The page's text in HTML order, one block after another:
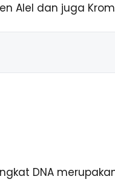
Alel dan juga
DNA